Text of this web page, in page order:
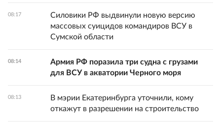
08:17
Силовики РФ выдвинули новую версию
массовых суицидов командиров ВСУ в
Сумской области
08:14
Армия РФ поразила три судна с грузами
для ВСУ в акватории Черного моря
08:13
В мэрии Екатеринбурга уточнили, кому
откажут в разрешении на строительство